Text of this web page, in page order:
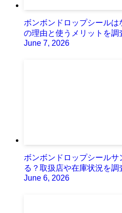
ボンボンドロップシール
の理由と使うメリットを調
June 7, 2026
ボンボンドロップシール
る？取扱店や在庫状況を調
June 6, 2026